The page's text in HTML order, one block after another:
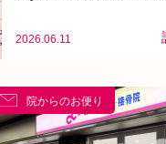
2026.06.11
院からのお便り